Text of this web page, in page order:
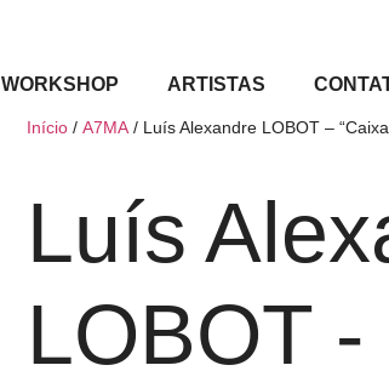
WORKSHOP ARTISTAS
Início / A7MA / Luís Alexandre LOBOT –
Luís
LOBOT